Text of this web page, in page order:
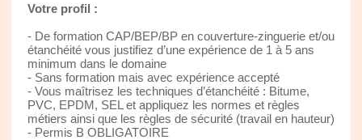
Votre profil :
- De formation CAP/BEP/BP en couverture-zinguerie et/ou
étanchéité vous justifiez d’une expérience de 1 à 5 ans
minimum dans le domaine
- Sans formation mais avec expérience accepté
- Vous maîtrisez les techniques d’étanchéité : Bitume,
PVC, EPDM, SEL et appliquez les normes et règles
métiers ainsi que les règles de sécurité (travail en hauteur)
- Permis B OBLIGATOIRE